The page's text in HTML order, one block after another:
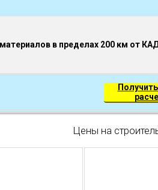
в пределах 200 км от
Цены на